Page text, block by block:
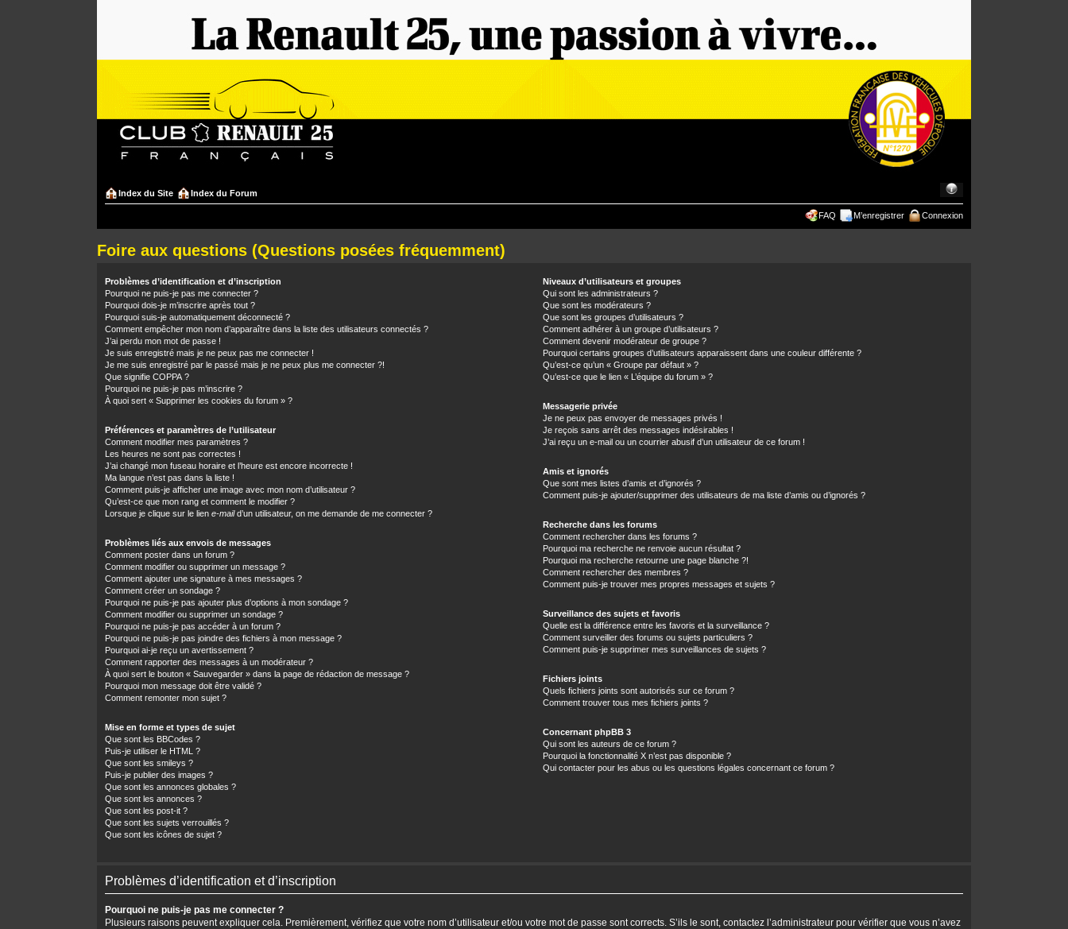
Index du Site Index du Forum
FAQ M’enregistrer Connexion
Foire aux questions (Questions posées fréquemment)
Problèmes d’identification et d’inscription
Pourquoi ne puis-je pas me connecter ?
Pourquoi dois-je m’inscrire après tout ?
Pourquoi suis-je automatiquement déconnecté ?
Comment empêcher mon nom d’apparaître dans la liste des utilisateurs connectés ?
J’ai perdu mon mot de passe !
Je suis enregistré mais je ne peux pas me connecter !
Je me suis enregistré par le passé mais je ne peux plus me connecter ?!
Que signifie COPPA ?
Pourquoi ne puis-je pas m’inscrire ?
À quoi sert « Supprimer les cookies du forum » ?
Préférences et paramètres de l’utilisateur
Comment modifier mes paramètres ?
Les heures ne sont pas correctes !
J’ai changé mon fuseau horaire et l’heure est encore incorrecte !
Ma langue n’est pas dans la liste !
Comment puis-je afficher une image avec mon nom d’utilisateur ?
Qu’est-ce que mon rang et comment le modifier ?
Lorsque je clique sur le lien e-maild’un utilisateur, on me demande de me connecter ?
Problèmes liés aux envois de messages
Comment poster dans un forum ?
Comment modifier ou supprimer un message ?
Comment ajouter une signature à mes messages ?
Comment créer un sondage ?
Pourquoi ne puis-je pas ajouter plus d’options à mon sondage ?
Comment modifier ou supprimer un sondage ?
Pourquoi ne puis-je pas accéder à un forum ?
Pourquoi ne puis-je pas joindre des fichiers à mon message ?
Pourquoi ai-je reçu un avertissement ?
Comment rapporter des messages à un modérateur ?
À quoi sert le bouton « Sauvegarder » dans la page de rédaction de message ?
Pourquoi mon message doit être validé ?
Comment remonter mon sujet ?
Mise en forme et types de sujet
Que sont les BBCodes ?
Puis-je utiliser le HTML ?
Que sont les smileys ?
Puis-je publier des images ?
Que sont les annonces globales ?
Que sont les annonces ?
Que sont les post-it ?
Que sont les sujets verrouillés ?
Que sont les icônes de sujet ?
Niveaux d’utilisateurs et groupes
Qui sont les administrateurs ?
Que sont les modérateurs ?
Que sont les groupes d’utilisateurs ?
Comment adhérer à un groupe d’utilisateurs ?
Comment devenir modérateur de groupe ?
Pourquoi certains groupes d’utilisateurs apparaissent dans une couleur différente ?
Qu’est-ce qu’un « Groupe par défaut » ?
Qu’est-ce que le lien « L’équipe du forum » ?
Messagerie privée
Je ne peux pas envoyer de messages privés !
Je reçois sans arrêt des messages indésirables !
J’ai reçu un e-mail ou un courrier abusif d’un utilisateur de ce forum !
Amis et ignorés
Que sont mes listes d’amis et d’ignorés ?
Comment puis-je ajouter/supprimer des utilisateurs de ma liste d’amis ou d’ignorés ?
Recherche dans les forums
Comment rechercher dans les forums ?
Pourquoi ma recherche ne renvoie aucun résultat ?
Pourquoi ma recherche retourne une page blanche ?!
Comment rechercher des membres ?
Comment puis-je trouver mes propres messages et sujets ?
Surveillance des sujets et favoris
Quelle est la différence entre les favoris et la surveillance ?
Comment surveiller des forums ou sujets particuliers ?
Comment puis-je supprimer mes surveillances de sujets ?
Fichiers joints
Quels fichiers joints sont autorisés sur ce forum ?
Comment trouver tous mes fichiers joints ?
Concernant phpBB 3
Qui sont les auteurs de ce forum ?
Pourquoi la fonctionnalité X n’est pas disponible ?
Qui contacter pour les abus ou les questions légales concernant ce forum ?
Problèmes d’identification et d’inscription
Pourquoi ne puis-je pas me connecter ?
Plusieurs raisons peuvent expliquer cela. Premièrement, vérifiez que votre nom d’utilisateur et/ou votre mot de passe sont corrects. S’ils le sont, contactez l’administrateur pour vérifier que vous n’avez